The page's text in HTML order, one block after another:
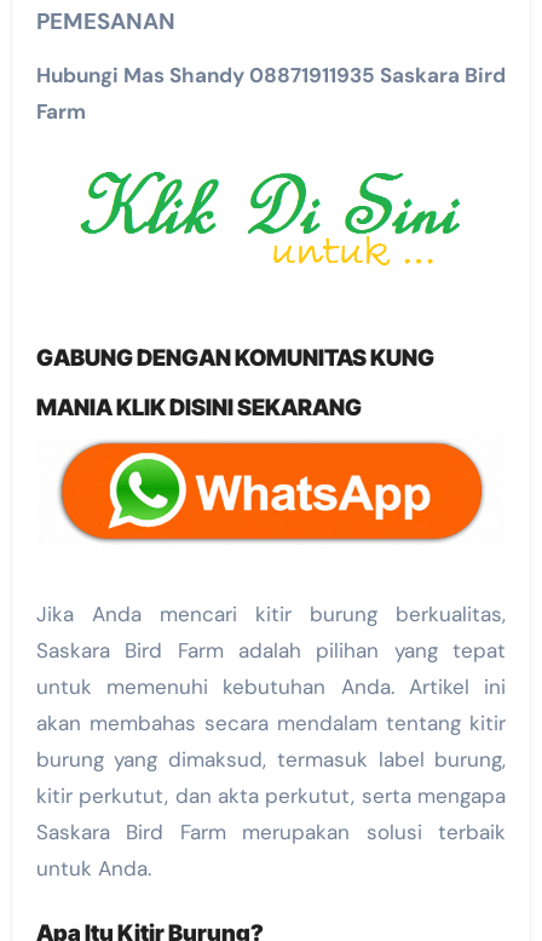
PEMESANAN
Hubungi Mas Shandy 08871911935 Saskara Bird
Farm
GABUNG DENGAN KOMUNITAS KUNG
MANIA KLIK DISINI SEKARANG
Jika Anda mencari kitir burung berkualitas,
Saskara Bird Farm adalah pilihan yang tepat
untuk memenuhi kebutuhan Anda. Artikel ini
akan membahas secara mendalam tentang kitir
burung yang dimaksud, termasuk label burung,
kitir perkutut, dan akta perkutut, serta mengapa
Saskara Bird Farm merupakan solusi terbaik
untuk Anda.
Apa Itu Kitir Burung?